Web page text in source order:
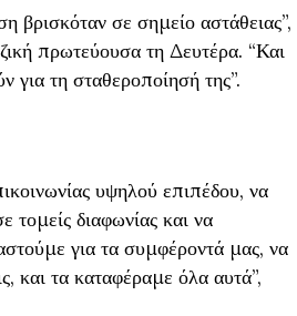
βρισκόταν σε σημείο αστάθειας”,
πρωτεύουσα τη Δευτέρα. “Και
για τη σταθεροποίησή της”.
υψηλού επιπέδου, να
τομείς διαφωνίας και να
για τα συμφέροντά μας, να
και τα καταφέραμε όλα αυτά”,